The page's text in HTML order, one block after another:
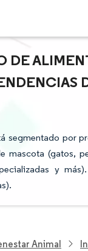
DE
segmentado por
mascota (gatos,
y
Animal